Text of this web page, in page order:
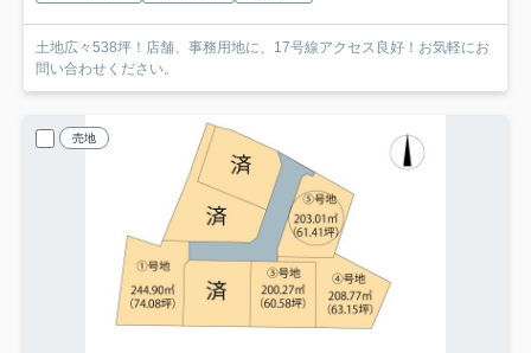
土地広々538坪！店舗、事務用地に、17号線アクセス良好！お気軽にお
問い合わせください。
売地